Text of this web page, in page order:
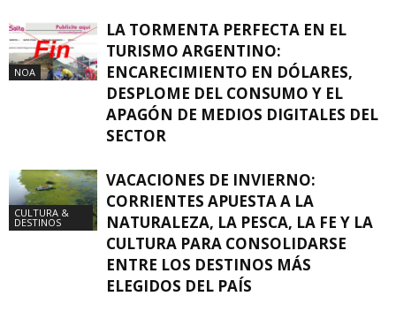
NOA
LA TORMENTA PERFECTA EN EL
TURISMO ARGENTINO:
ENCARECIMIENTO EN DÓLARES,
DESPLOME DEL CONSUMO Y EL
APAGÓN DE MEDIOS DIGITALES DEL
SECTOR
CULTURA &
DESTINOS
VACACIONES DE INVIERNO:
CORRIENTES APUESTA A LA
NATURALEZA, LA PESCA, LA FE Y LA
CULTURA PARA CONSOLIDARSE
ENTRE LOS DESTINOS MÁS
ELEGIDOS DEL PAÍS